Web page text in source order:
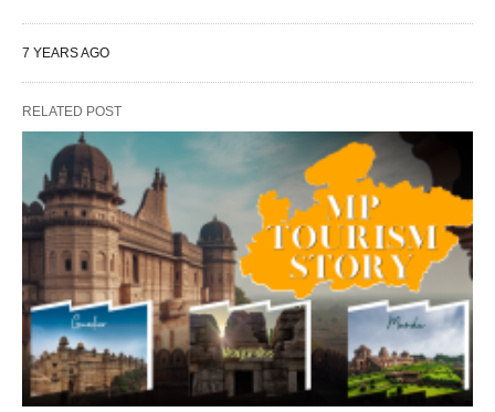
7 YEARS AGO
RELATED POST